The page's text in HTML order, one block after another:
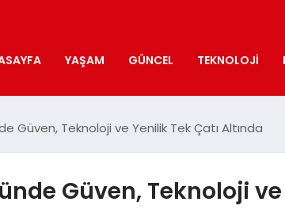
YAŞAM GÜNCEL TEKNOLOJI
Güven, Teknoloji ve Yenilik Tek Çatı Altında
Güven, Teknoloji